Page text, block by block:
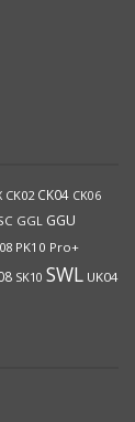
CK02 CK04 CK06
GGL GGU
PK10 Pro+
SK10 SWL UK04